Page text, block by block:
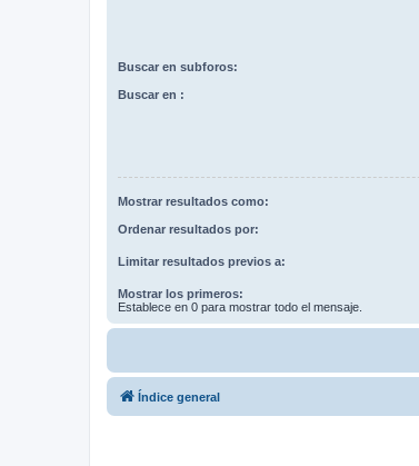
Buscar en subforos:
Buscar en :
Mostrar resultados como:
Ordenar resultados por:
Limitar resultados previos a:
Mostrar los primeros:
Establece en 0 para mostrar todo el mensaje.
Índice general